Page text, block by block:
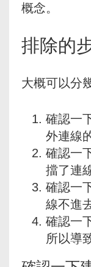
概念。
排除的
大概可以分
確認一
外連線
確認一
擋了連
確認一
線不進
確認一
所以導